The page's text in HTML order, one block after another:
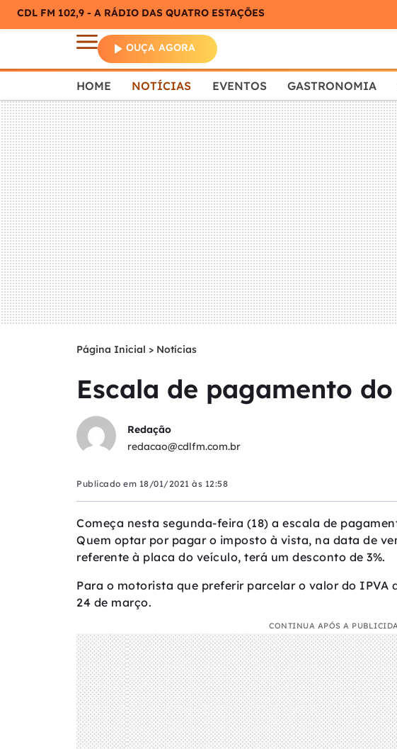
CDL FM 102,9 - A RÁDIO DAS QUATRO ESTAÇÕES
OUÇA AGORA
HOME NOTÍCIAS EVENTOS GASTRONOMIA
Página Inicial > Notícias
Escala de pagamento
Redação
redacao@cdlfm.com.br
Publicado em 18/01/2021 às 12:58
Começa nesta segunda-feira (18) a escala de
Quem optar por pagar o imposto à vista, na data de
referente à placa do veículo, terá um desconto de 3%.
Para o motorista que preferir parcelar o valor do IPVA
24 de março.
CONTINUA APÓS A